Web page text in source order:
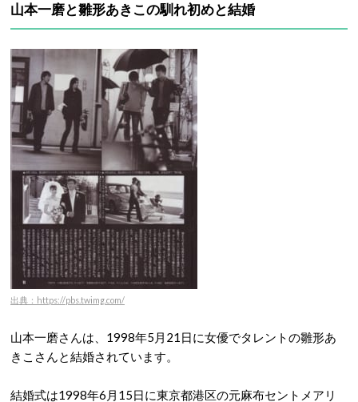
山本一磨と雛形あきこの馴れ初めと結婚
出典：https://pbs.twimg.com/
山本一磨さんは、1998年5月21日に女優でタレントの雛形あ
きこさんと結婚されています。
結婚式は1998年6月15日に東京都港区の元麻布セントメアリ